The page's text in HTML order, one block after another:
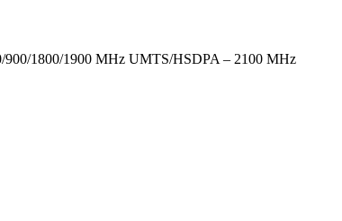
1800/1900 MHz UMTS/HSDPA – 2100 MHz